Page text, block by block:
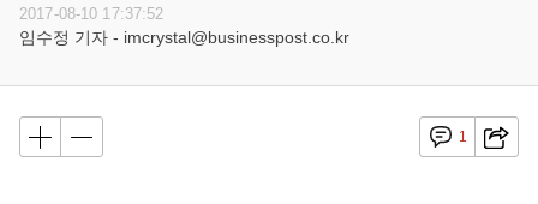
2017-08-10 17:37:52
임수정 기자 - imcrystal@businesspost.co.kr
1